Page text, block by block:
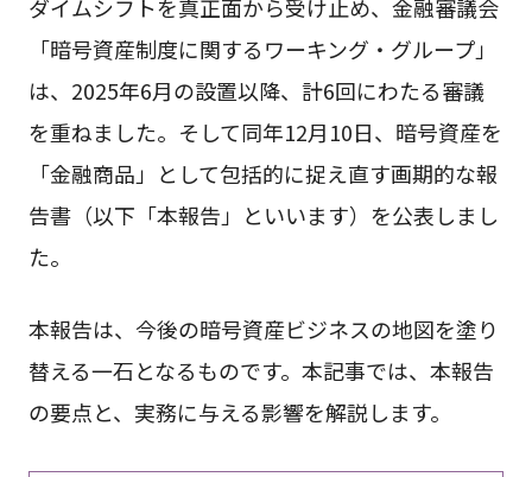
ダイムシフトを真正面から受け止め、金融審議会
「暗号資産制度に関するワーキング・グループ」
は、2025年6月の設置以降、計6回にわたる審議
を重ねました。そして同年12月10日、暗号資産を
「金融商品」として包括的に捉え直す画期的な報
告書（以下「本報告」といいます）を公表しまし
た。
本報告は、今後の暗号資産ビジネスの地図を塗り
替える一石となるものです。本記事では、本報告
の要点と、実務に与える影響を解説します。